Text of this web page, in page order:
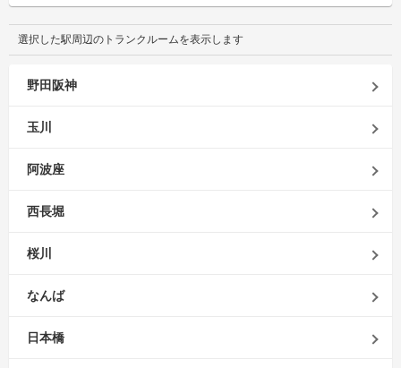
選択した駅周辺のトランクルームを表示します
野田阪神
玉川
阿波座
西長堀
桜川
なんば
日本橋